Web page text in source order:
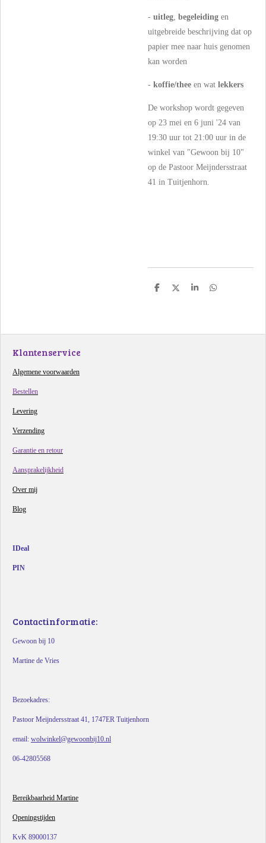
- uitleg, begeleiding en
uitgebreide beschrijving dat op
papier mee naar huis genomen
kan worden
- koffie/thee en wat lekkers
De workshop wordt gegeven
op 23 mei en 6 juni '24 van
19:30 uur tot 21:00 uur in de
winkel van "Gewoon bij 10"
op de Pastoor Meijndersstraat
41 in Tuitjenhorn.
D
D
S
D
Klantenservice
Algemene voorwaarden
Bestellen
Levering
Verzending
Garantie en retour
Aansprakelijkheid
Over mij
Blog
IDeal
PIN
Contactinformatie:
Gewoon bij 10
Martine de Vries
Bezoekadres:
Pastoor Meijndersstraat 41, 1747ER Tuitjenhorn
email: wolwinkel@gewoonbij10.nl
06-42805568
Bereikbaarheid Martine
Openingstijden
KvK 89000137